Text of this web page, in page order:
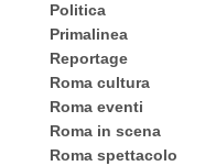
Politica
Primalinea
Reportage
Roma cultura
Roma eventi
Roma in scena
Roma spettacolo